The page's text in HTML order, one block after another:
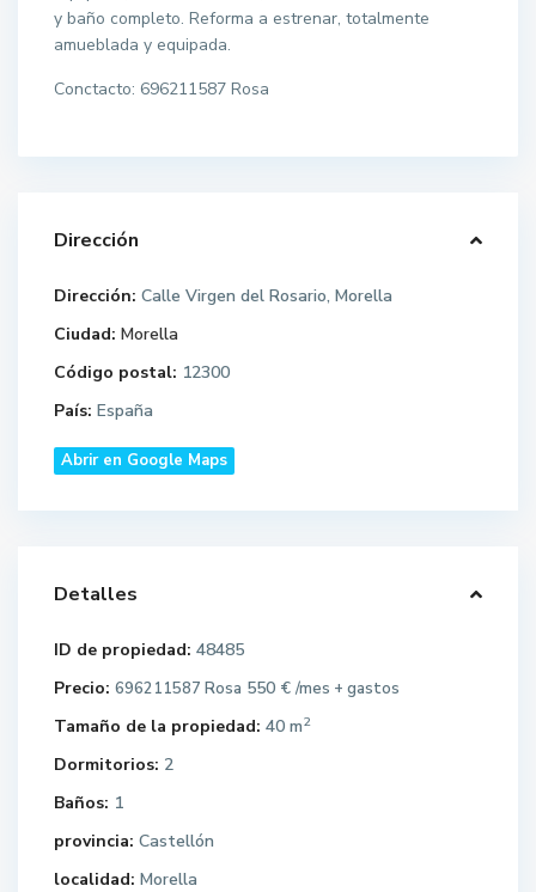
y baño completo. Reforma a estrenar, totalmente
amueblada y equipada.
Conctacto: 696211587 Rosa
Dirección
Dirección: Calle Virgen del Rosario, Morella
Ciudad: Morella
Código postal: 12300
País: España
Abrir en Google Maps
Detalles
ID de propiedad: 48485
Precio: 696211587 Rosa 550 € /mes + gastos
Tamaño de la propiedad: 40 m2
Dormitorios: 2
Baños: 1
provincia: Castellón
localidad: Morella